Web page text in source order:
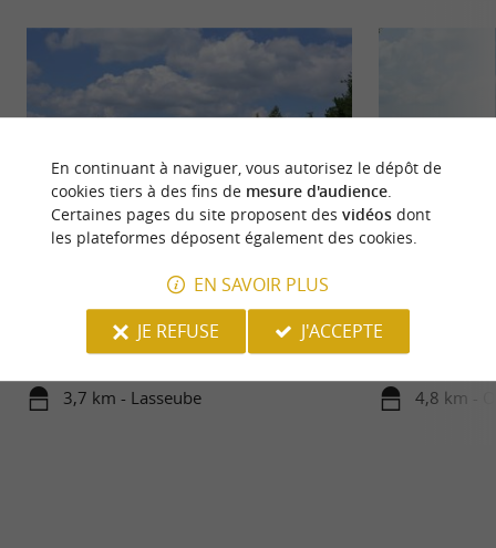
Arboretum de Payssas
L’Arboretum de Payssas se situe sur les coteaux de
Lasseube, à proximité d’Oloron-Sainte-Marie.
Près de 500 ...
3,7 km - Lasseube
Oloron-Sainte-
et de charme,
4,8 km -
En continuant à naviguer, vous autorisez le dépôt de
cookies tiers à des fins de mesure d'audience.
Certaines pages du site proposent des vidéosdont
les plateformes déposent également des cookies.
EN SAVOIR PLUS
JE REFUSE
J'ACCEPTE